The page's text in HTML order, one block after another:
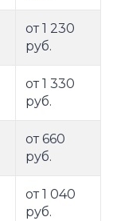
от 1 230
руб.
от 1 330
руб.
от 660
руб.
от 1 040
руб.